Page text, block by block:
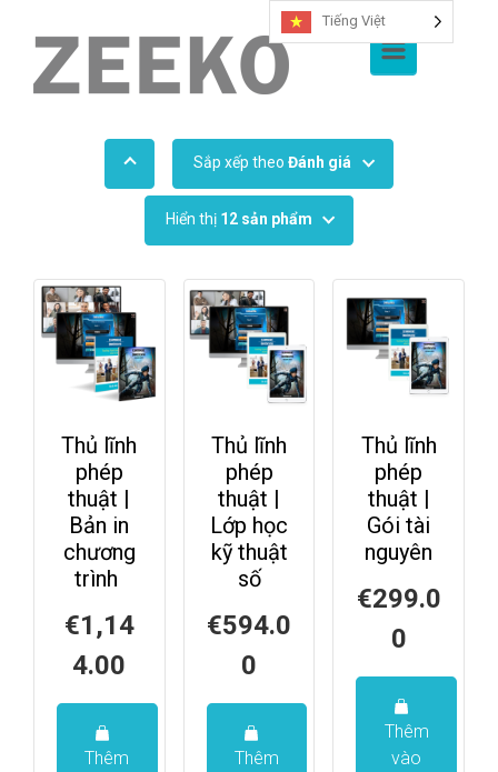
Sắp xếp theoĐánh giá
Hiển thị 12 sản phẩm
Thủ lĩnh
phép
thuật |
Bản in
chương
trình
€1,14
4.00
Thêm
Thủ lĩnh
phép
thuật |
Lớp học
kỹ thuật
số
€594.0
0
Thêm
Thủ lĩnh
phép
thuật |
Gói tài
nguyên
€299.0
0
Thêm
vào
Tiếng Việt